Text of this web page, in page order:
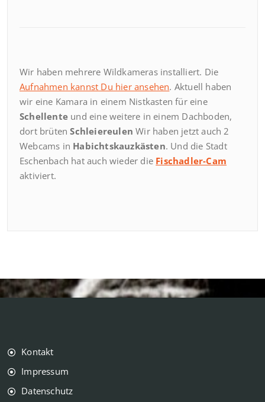
Wir haben mehrere Wildkameras installiert. Die
Aufnahmen kannst Du hier ansehen. Aktuell haben
wir eine Kamara in einem Nistkasten für eine
Schellente und eine weitere in einem Dachboden,
dort brütenSchleiereulen Wir haben jetzt auch 2
Webcams in Habichtskauzkästen. Und die Stadt
Eschenbach hat auch wieder die Fischadler-Cam
aktiviert.
Kontakt
Impressum
Datenschutz